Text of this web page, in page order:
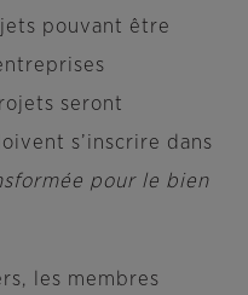
pouvant être
seront
s’inscrire dans
pour le bien
les membres